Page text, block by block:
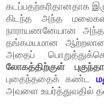
கடப்பதற்கரிதானதாக
கிடந்த அந்த
நாராயணனேயான
தங்கமயமான
அதைப்
லோகத்திற்குள்
புதைந்ததைக் கண்ட
அவளை உயர்த்துவதில்